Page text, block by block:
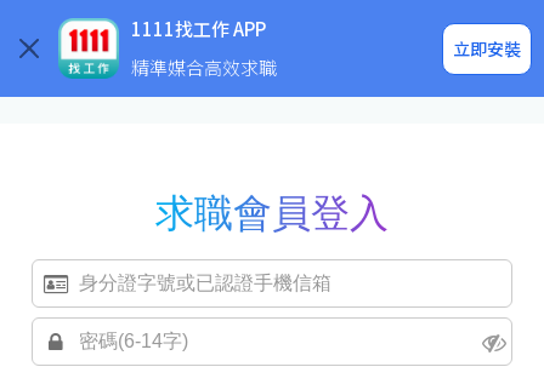
1111找工作 APP
精準媒合高效求職
立即安裝
企業求才
求職會員登入